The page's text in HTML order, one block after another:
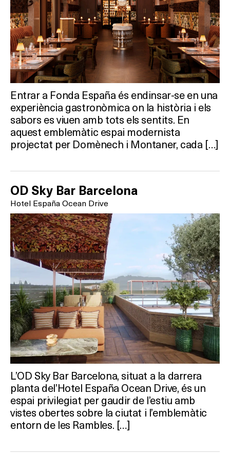
Entrar a Fonda España és endinsar-se en una
experiència gastronòmica on la història i els
sabors es viuen amb tots els sentits. En
aquest emblemàtic espai modernista
projectat per Domènech i Montaner, cada […]
OD Sky Bar Barcelona
Hotel España Ocean Drive
L’OD Sky Bar Barcelona, situat a la darrera
planta del’Hotel España Ocean Drive, és un
espai privilegiat per gaudir de l’estiu amb
vistes obertes sobre la ciutat i l’emblemàtic
entorn de les Rambles. […]